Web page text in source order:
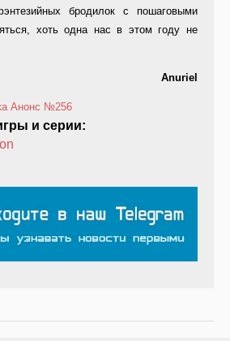
бродилок с пошаговыми
хоть одна нас в этом году не
Anuriel
Анонс №256
и серии: